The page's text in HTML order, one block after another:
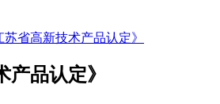
省高新技术产品认定》
品认定》